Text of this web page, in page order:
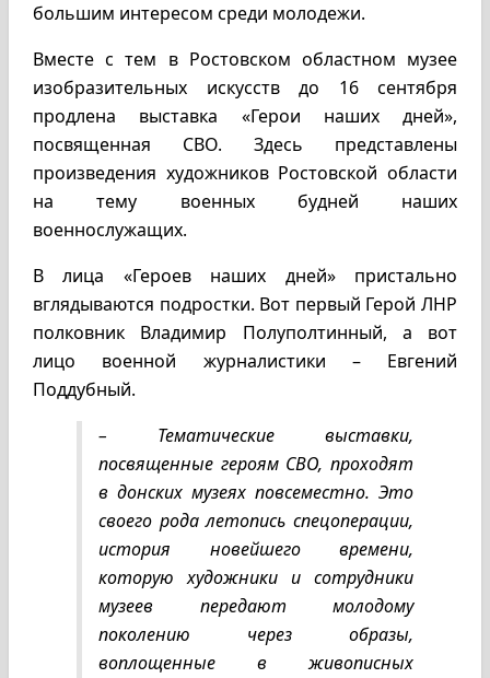
большим интересом среди молодежи.
Вместе с тем в Ростовском областном музее
изобразительных искусств до 16 сентября
продлена выставка «Герои наших дней»,
посвященная СВО. Здесь представлены
произведения художников Ростовской области
на тему военных будней наших
военнослужащих.
В лица «Героев наших дней» пристально
вглядываются подростки. Вот первый Герой ЛНР
полковник Владимир Полуполтинный, а вот
лицо военной журналистики – Евгений
Поддубный.
– Тематические выставки,
посвященные героям СВО, проходят
в донских музеях повсеместно. Это
своего рода летопись спецоперации,
история новейшего времени,
которую художники и сотрудники
музеев передают молодому
поколению через образы,
воплощенные в живописных